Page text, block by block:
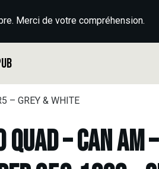
Merci de votre compréhension.
– GREY & WHITE
– CAN AM –